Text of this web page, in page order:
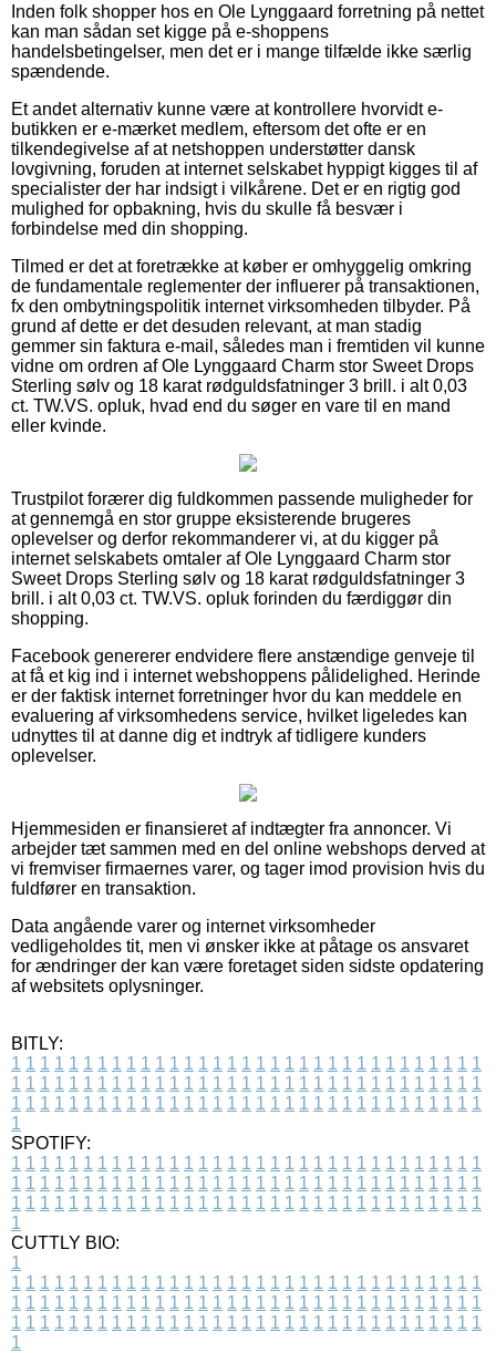
Inden folk shopper hos en Ole Lynggaard forretning på nettet
kan man sådan set kigge på e-shoppens
handelsbetingelser, men det er i mange tilfælde ikke særlig
spændende.
Et andet alternativ kunne være at kontrollere hvorvidt e-
butikken er e-mærket medlem, eftersom det ofte er en
tilkendegivelse af at netshoppen understøtter dansk
lovgivning, foruden at internet selskabet hyppigt kigges til af
specialister der har indsigt i vilkårene. Det er en rigtig god
mulighed for opbakning, hvis du skulle få besvær i
forbindelse med din shopping.
Tilmed er det at foretrække at køber er omhyggelig omkring
de fundamentale reglementer der influerer på transaktionen,
fx den ombytningspolitik internet virksomheden tilbyder. På
grund af dette er det desuden relevant, at man stadig
gemmer sin faktura e-mail, således man i fremtiden vil kunne
vidne om ordren af Ole Lynggaard Charm stor Sweet Drops
Sterling sølv og 18 karat rødguldsfatninger 3 brill. i alt 0,03
ct. TW.VS. opluk, hvad end du søger en vare til en mand
eller kvinde.
Trustpilot forærer dig fuldkommen passende muligheder for
at gennemgå en stor gruppe eksisterende brugeres
oplevelser og derfor rekommanderer vi, at du kigger på
internet selskabets omtaler af Ole Lynggaard Charm stor
Sweet Drops Sterling sølv og 18 karat rødguldsfatninger 3
brill. i alt 0,03 ct. TW.VS. opluk forinden du færdiggør din
shopping.
Facebook genererer endvidere flere anstændige genveje til
at få et kig ind i internet webshoppens pålidelighed. Herinde
er der faktisk internet forretninger hvor du kan meddele en
evaluering af virksomhedens service, hvilket ligeledes kan
udnyttes til at danne dig et indtryk af tidligere kunders
oplevelser.
Hjemmesiden er finansieret af indtægter fra annoncer. Vi
arbejder tæt sammen med en del online webshops derved at
vi fremviser firmaernes varer, og tager imod provision hvis du
fuldfører en transaktion.
Data angående varer og internet virksomheder
vedligeholdes tit, men vi ønsker ikke at påtage os ansvaret
for ændringer der kan være foretaget siden sidste opdatering
af websitets oplysninger.
BITLY:
1 1 1 1 1 1 1 1 1 1 1 1 1 1 1 1 1 1 1 1 1 1 1 1 1 1 1 1 1 1 1 1 1
1 1 1 1 1 1 1 1 1 1 1 1 1 1 1 1 1 1 1 1 1 1 1 1 1 1 1 1 1 1 1 1 1
1 1 1 1 1 1 1 1 1 1 1 1 1 1 1 1 1 1 1 1 1 1 1 1 1 1 1 1 1 1 1 1 1
1
SPOTIFY:
1 1 1 1 1 1 1 1 1 1 1 1 1 1 1 1 1 1 1 1 1 1 1 1 1 1 1 1 1 1 1 1 1
1 1 1 1 1 1 1 1 1 1 1 1 1 1 1 1 1 1 1 1 1 1 1 1 1 1 1 1 1 1 1 1 1
1 1 1 1 1 1 1 1 1 1 1 1 1 1 1 1 1 1 1 1 1 1 1 1 1 1 1 1 1 1 1 1 1
1
CUTTLY BIO:
1
1 1 1 1 1 1 1 1 1 1 1 1 1 1 1 1 1 1 1 1 1 1 1 1 1 1 1 1 1 1 1 1 1
1 1 1 1 1 1 1 1 1 1 1 1 1 1 1 1 1 1 1 1 1 1 1 1 1 1 1 1 1 1 1 1 1
1 1 1 1 1 1 1 1 1 1 1 1 1 1 1 1 1 1 1 1 1 1 1 1 1 1 1 1 1 1 1 1 1
1